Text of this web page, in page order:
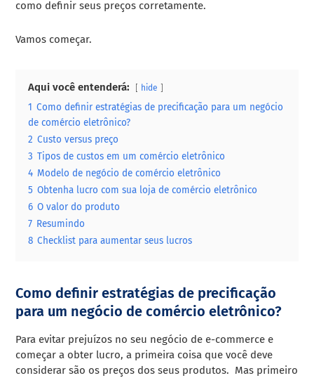
como definir seus preços corretamente.
Vamos começar.
Aqui você entenderá: hide
1 Como definir estratégias de precificação para um negócio
de comércio eletrônico?
2 Custo versus preço
3 Tipos de custos em um comércio eletrônico
4 Modelo de negócio de comércio eletrônico
5 Obtenha lucro com sua loja de comércio eletrônico
6 O valor do produto
7 Resumindo
8 Checklist para aumentar seus lucros
Como definir estratégias de precificação
para um negócio de comércio eletrônico?
Para evitar prejuízos no seu negócio de e-commerce e
começar a obter lucro, a primeira coisa que você deve
considerar são os preços dos seus produtos. Mas primeiro